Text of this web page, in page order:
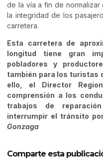
de la vía a fin de
la integridad de los
carretera.
Esta carretera de
longitud tiene gran
pobladores y
también para los turistas
ello, el Director
comprensión a los
trabajos de
interrumpir el tránsito
Gonzaga
Comparte esta